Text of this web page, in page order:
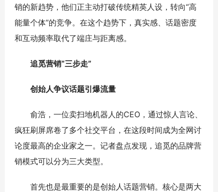
销的新趋势，他们正主动打破传统精英人设，转向“高
能量个体”的竞争。在这个趋势下，真实感、话题密度
和互动频率取代了端庄与距离感。
追觅营销“三步走”
创始人争议话题引爆流量
俞浩，一位卖扫地机器人的CEO，通过惊人言论、
疯狂刷屏席卷了多个社交平台，在这段时间成为全网讨
论度最高的企业家之一。记者盘点发现，追觅的品牌营
销模式可以分为三大类型。
首先也是最重要的是创始人话题营销。核心是两大